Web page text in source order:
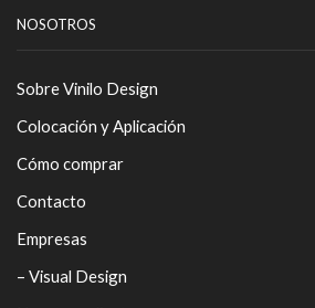
NOSOTROS
Sobre Vinilo Design
Colocación y Aplicación
Cómo comprar
Contacto
Empresas
– Visual Design